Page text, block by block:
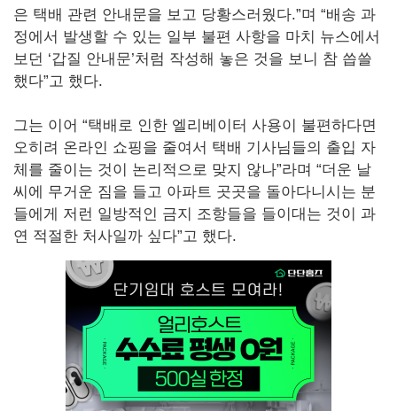
은 택배 관련 안내문을 보고 당황스러웠다.”며 “배송 과
정에서 발생할 수 있는 일부 불편 사항을 마치 뉴스에서
보던 ‘갑질 안내문’처럼 작성해 놓은 것을 보니 참 씁쓸
했다”고 했다.
그는 이어 “택배로 인한 엘리베이터 사용이 불편하다면
오히려 온라인 쇼핑을 줄여서 택배 기사님들의 출입 자
체를 줄이는 것이 논리적으로 맞지 않나”라며 “더운 날
씨에 무거운 짐을 들고 아파트 곳곳을 돌아다니시는 분
들에게 저런 일방적인 금지 조항들을 들이대는 것이 과
연 적절한 처사일까 싶다”고 했다.